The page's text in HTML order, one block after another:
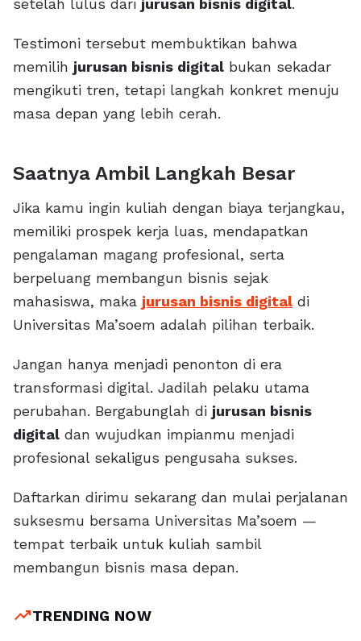
Testimoni tersebut membuktikan bahwa
memilih jurusan bisnis digital bukan sekadar
mengikuti tren, tetapi langkah konkret menuju
masa depan yang lebih cerah.
Saatnya Ambil Langkah Besar
Jika kamu ingin kuliah dengan biaya terjangkau,
memiliki prospek kerja luas, mendapatkan
pengalaman magang profesional, serta
berpeluang membangun bisnis sejak
mahasiswa, maka jurusan bisnis digital di
Universitas Ma’soem adalah pilihan terbaik.
Jangan hanya menjadi penonton di era
transformasi digital. Jadilah pelaku utama
perubahan. Bergabunglah di jurusan bisnis
digital dan wujudkan impianmu menjadi
profesional sekaligus pengusaha sukses.
Daftarkan dirimu sekarang dan mulai perjalanan
suksesmu bersama Universitas Ma’soem —
tempat terbaik untuk kuliah sambil
membangun bisnis masa depan.
trending_upTRENDING NOW